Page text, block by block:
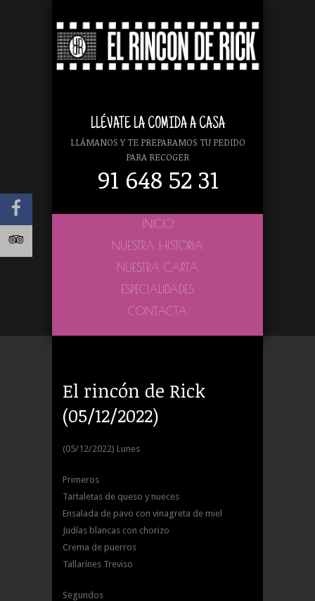
LLÉVATE LA COMIDA A CASA
LLÁMANOS Y TE PREPARAMOS TU PEDIDO
PARA RECOGER
91 648 52 31
INICIO
NUESTRA HISTORIA
NUESTRA CARTA
ESPECIALIDADES
CONTACTA
El rincón de Rick
(05/12/2022)
(05/12/2022) Lunes
Primeros
Tartaletas de queso y nueces
Ensalada de pavo con vinagreta de miel
Judías blancas con chorizo
Crema de puerros
Tallarines Treviso
Segundos